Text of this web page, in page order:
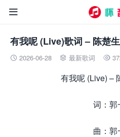

有我呢 (Live)歌词 – 陈楚
 2026-06-28  最新歌词 
有我呢 (Live) –
词：郭
曲：郭